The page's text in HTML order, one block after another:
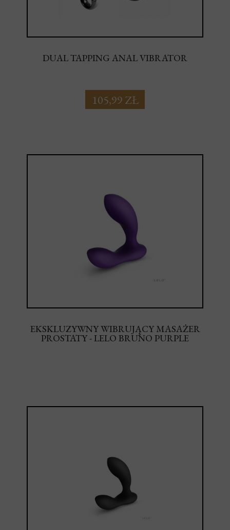
DUAL TAPPING ANAL VIBRATOR
105,99 ZŁ
EKSKLUZYWNY WIBRUJĄCY MASAŻER
PROSTATY - LELO BRUNO PURPLE